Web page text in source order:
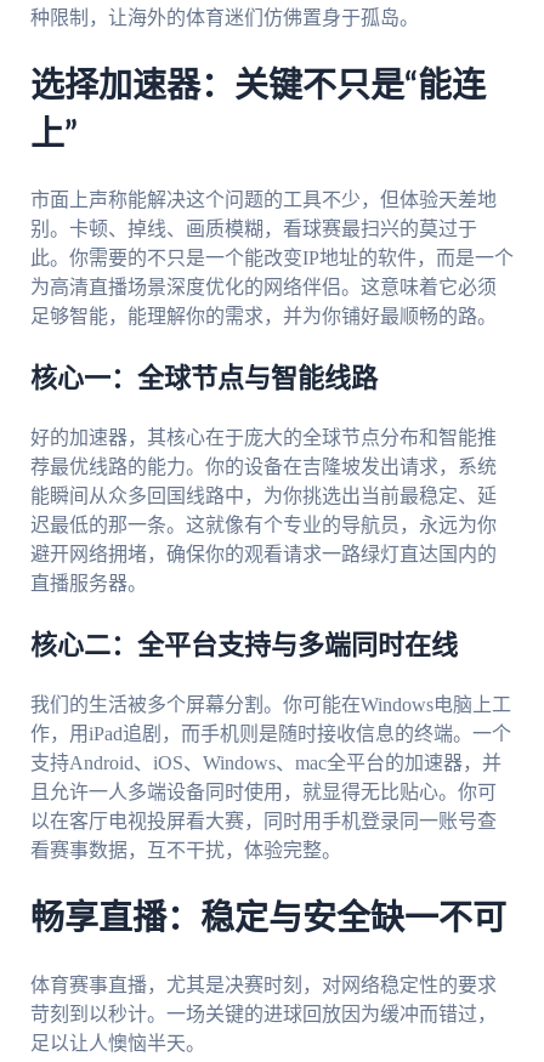
种限制，让海外的体育迷们仿佛置身于孤岛。
选择加速器：关键不只是“能连
上”
市面上声称能解决这个问题的工具不少，但体验天差地
别。卡顿、掉线、画质模糊，看球赛最扫兴的莫过于
此。你需要的不只是一个能改变IP地址的软件，而是一个
为高清直播场景深度优化的网络伴侣。这意味着它必须
足够智能，能理解你的需求，并为你铺好最顺畅的路。
核心一：全球节点与智能线路
好的加速器，其核心在于庞大的全球节点分布和智能推
荐最优线路的能力。你的设备在吉隆坡发出请求，系统
能瞬间从众多回国线路中，为你挑选出当前最稳定、延
迟最低的那一条。这就像有个专业的导航员，永远为你
避开网络拥堵，确保你的观看请求一路绿灯直达国内的
直播服务器。
核心二：全平台支持与多端同时在线
我们的生活被多个屏幕分割。你可能在Windows电脑上工
作，用iPad追剧，而手机则是随时接收信息的终端。一个
支持Android、iOS、Windows、mac全平台的加速器，并
且允许一人多端设备同时使用，就显得无比贴心。你可
以在客厅电视投屏看大赛，同时用手机登录同一账号查
看赛事数据，互不干扰，体验完整。
畅享直播：稳定与安全缺一不可
体育赛事直播，尤其是决赛时刻，对网络稳定性的要求
苛刻到以秒计。一场关键的进球回放因为缓冲而错过，
足以让人懊恼半天。